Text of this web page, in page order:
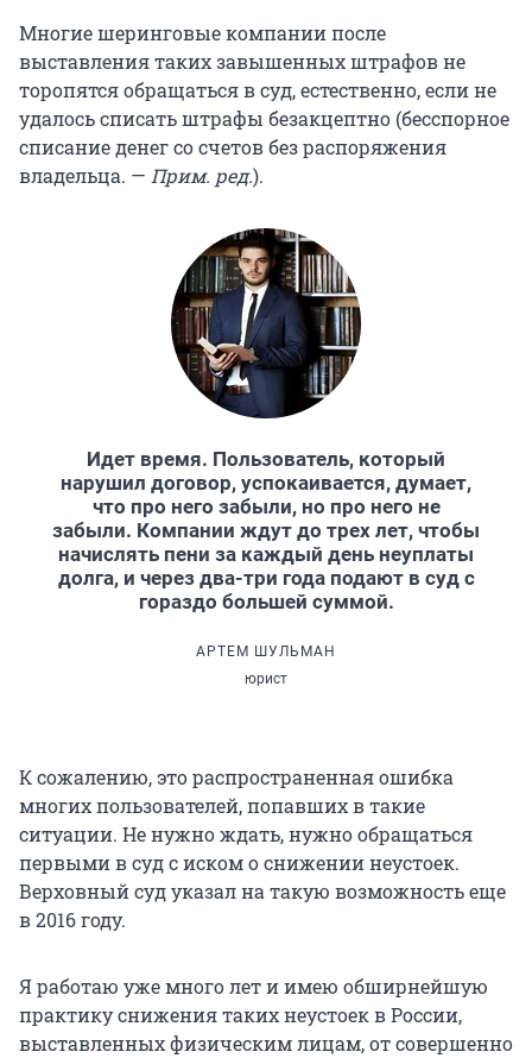
Многие шеринговые компании после
выставления таких завышенных штрафов не
торопятся обращаться в суд, естественно, если не
удалось списать штрафы безакцептно (бесспорное
списание денег со счетов без распоряжения
владельца. — Прим. ред.).
Идет время. Пользователь, который
нарушил договор, успокаивается, думает,
что про него забыли, но про него не
забыли. Компании ждут до трех лет, чтобы
начислять пени за каждый день неуплаты
долга, и через два-три года подают в суд с
гораздо большей суммой.
АРТЕМ ШУЛЬМАН
юрист
К сожалению, это распространенная ошибка
многих пользователей, попавших в такие
ситуации. Не нужно ждать, нужно обращаться
первыми в суд с иском о снижении неустоек.
Верховный суд указал на такую возможность еще
в 2016 году.
Я работаю уже много лет и имею обширнейшую
практику снижения таких неустоек в России,
выставленных физическим лицам, от совершенно